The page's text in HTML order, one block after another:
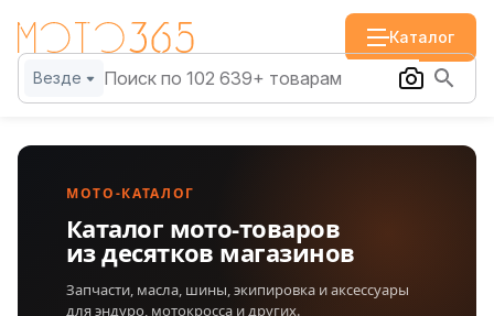
Каталог
Везде
МОТО-КАТАЛОГ
Каталог мото-товаров
из десятков магазинов
Запчасти, масла, шины, экипировка и аксессуары
для эндуро, мотокросса и других.